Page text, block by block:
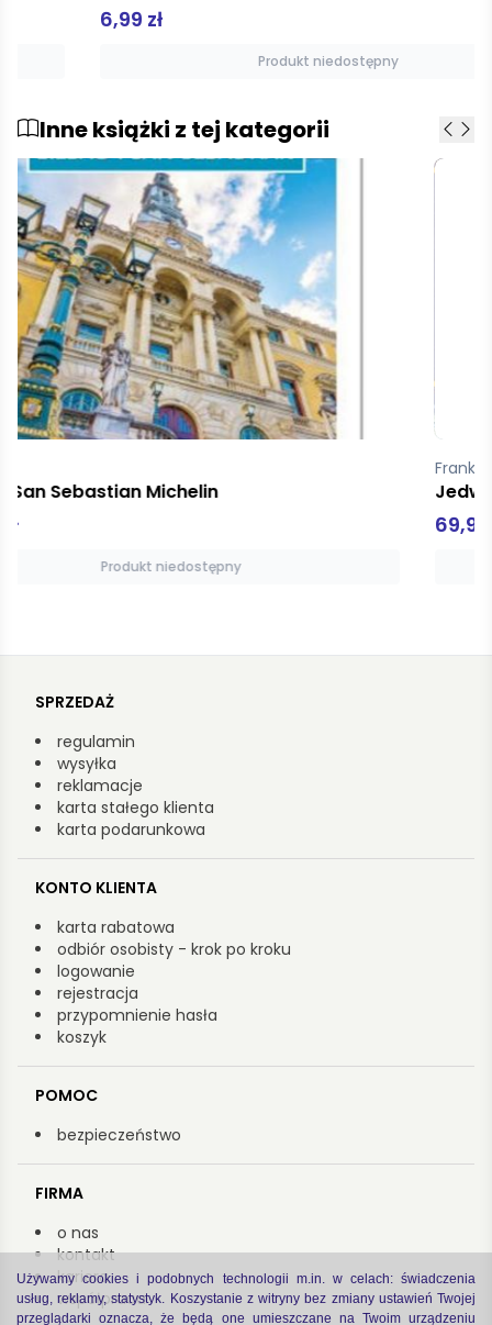
Używamy cookies i podobnych technologii m.in. w celach: świadczenia
usług, reklamy, statystyk. Koszystanie z witryny bez zmiany ustawień Twojej
przeglądarki oznacza, że będą one umieszczane na Twoim urządzeniu
Produkt niedostępny
Inne książki z tej kategorii
Jedwabne szlaki
69,99 zł
Produkt niedostępny
SPRZEDAŻ
regulamin
wysyłka
reklamacje
karta stałego klienta
karta podarunkowa
KONTO KLIENTA
karta rabatowa
odbiór osobisty - krok po kroku
logowanie
rejestracja
przypomnienie hasła
koszyk
POMOC
bezpieczeństwo
FIRMA
o nas
kontakt
kariera
współpraca